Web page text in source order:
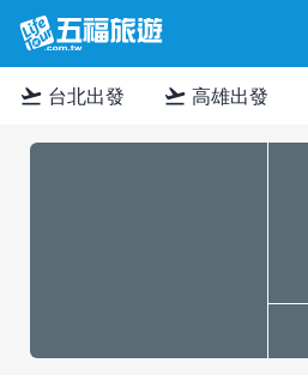
flight_takeoff 台北出發 flight_takeoff 高雄出發